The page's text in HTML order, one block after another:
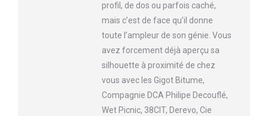
profil, de dos ou parfois caché,
mais c’est de face qu’il donne
toute l’ampleur de son génie. Vous
avez forcement déjà aperçu sa
silhouette à proximité de chez
vous avec les Gigot Bitume,
Compagnie DCA Philipe Decouflé,
Wet Picnic, 38CIT, Derevo, Cie